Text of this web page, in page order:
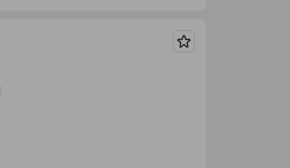
Guardar